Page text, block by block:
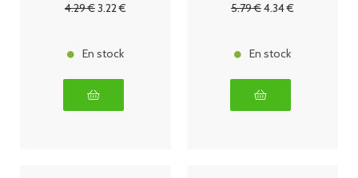
4.29€3.22€
En stock
5.79€4.34€
En stock